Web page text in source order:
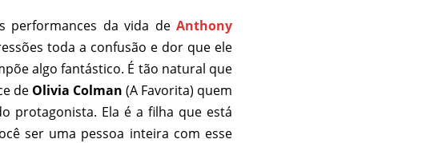
performances da vida de Anthony
toda a confusão e dor que ele
algo fantástico. É tão natural que
de Olivia Colman (A Favorita) quem
protagonista. Ela é a filha que está
ser uma pessoa inteira com esse